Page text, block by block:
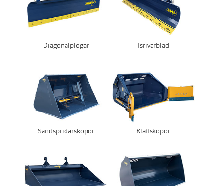
Diagonalplogar Isrivarblad
Sandspridarskopor Klaffskopor